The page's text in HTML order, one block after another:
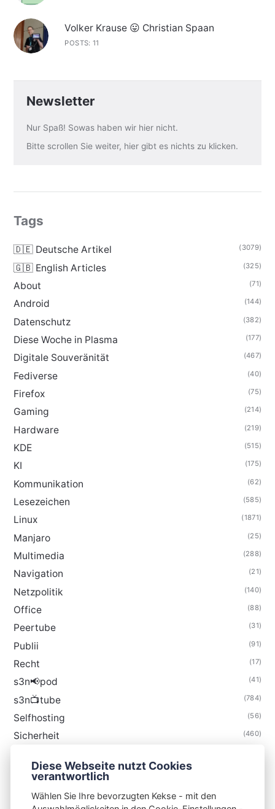
Volker Krause 😛 Christian Spaan
POSTS: 11
Newsletter
Nur Spaß! Sowas haben wir hier nicht.
Bitte scrollen Sie weiter, hier gibt es nichts zu klicken.
Tags
🇩🇪 Deutsche Artikel (3079)
🇬🇧 English Articles (325)
About (71)
Android (144)
Datenschutz (382)
Diese Woche in Plasma (177)
Digitale Souveränität (467)
Fediverse (40)
Firefox (75)
Gaming (214)
Hardware (219)
KDE (515)
KI (175)
Kommunikation (62)
Lesezeichen (585)
Linux (1871)
Manjaro (25)
Multimedia (288)
Navigation (21)
Netzpolitik (140)
Office (88)
Peertube (31)
Publii (91)
Recht (17)
s3n📢pod (41)
s3n📺tube (784)
Selfhosting (56)
Sicherheit (460)
Thunderbird
Diese Webseite nutzt Cookies
verantwortlich
Wählen Sie Ihre bevorzugten Kekse - mit den